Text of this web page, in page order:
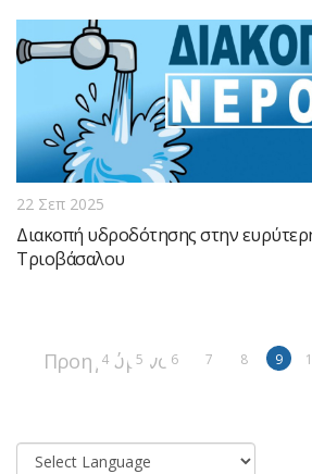
22 Σεπ 2025
Διακοπή υδροδότησης στην
Τριοβάσαλου
Προηγούμενο
4 5 6 7 8 9